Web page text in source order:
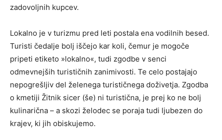
zadovoljnih kupcev.
Lokalno je v turizmu pred leti postala ena vodilnih besed.
Turisti čedalje bolj iščejo kar koli, čemur je mogoče
pripeti etiketo »lokalno«, tudi zgodbe v senci
odmevnejših turističnih zanimivosti. Te celo postajajo
nepogrešljiv del želenega turističnega doživetja. Zgodba
o kmetiji Žitnik sicer (še) ni turistična, je prej ko ne bolj
kulinarična – a skozi želodec se poraja tudi ljubezen do
krajev, ki jih obiskujemo.